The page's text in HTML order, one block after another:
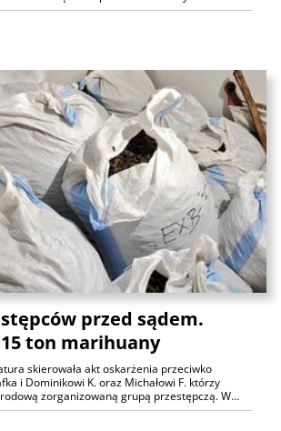
przed sądem.
ton marihuany
skierowała akt oskarżenia przeciwko
i Dominikowi K. oraz Michałowi F. którzy
zorganizowaną grupą przestępczą. W…